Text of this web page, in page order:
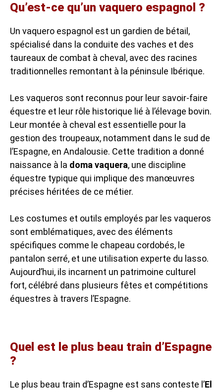
Qu’est-ce qu’un vaquero espagnol ?
Un vaquero espagnol est un gardien de bétail,
spécialisé dans la conduite des vaches et des
taureaux de combat à cheval, avec des racines
traditionnelles remontant à la péninsule Ibérique.
Les vaqueros sont reconnus pour leur savoir-faire
équestre et leur rôle historique lié à l’élevage bovin.
Leur montée à cheval est essentielle pour la
gestion des troupeaux, notamment dans le sud de
l’Espagne, en Andalousie. Cette tradition a donné
naissance à la doma vaquera, une discipline
équestre typique qui implique des manœuvres
précises héritées de ce métier.
Les costumes et outils employés par les vaqueros
sont emblématiques, avec des éléments
spécifiques comme le chapeau cordobés, le
pantalon serré, et une utilisation experte du lasso.
Aujourd’hui, ils incarnent un patrimoine culturel
fort, célébré dans plusieurs fêtes et compétitions
équestres à travers l’Espagne.
Quel est le plus beau train d’Espagne
?
Le plus beau train d’Espagne est sans conteste l’El